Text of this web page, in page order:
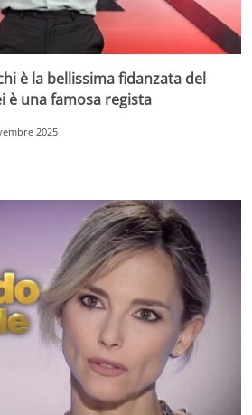
è la bellissima fidanzata del
è una famosa regista
2025